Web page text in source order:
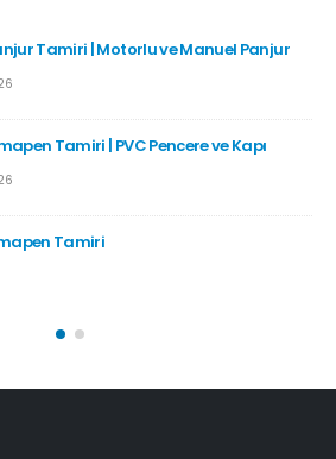
Tamiri | Motorlu ve Manuel Panjur
Tamiri | PVC Pencere ve Kapı
Tamiri